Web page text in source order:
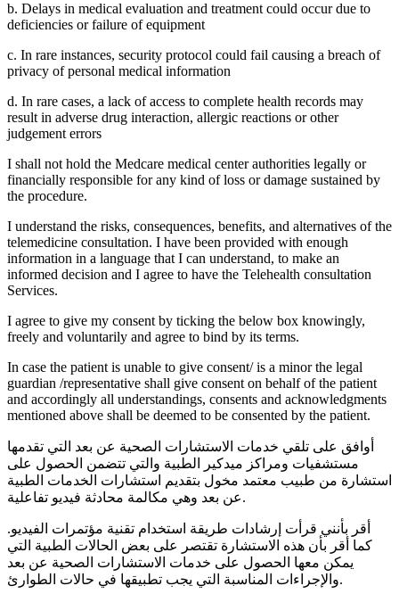
b. Delays in medical evaluation and treatment could occur due to
deficiencies or failure of equipment
c. In rare instances, security protocol could fail causing a breach of
privacy of personal medical information
d. In rare cases, a lack of access to complete health records may
result in adverse drug interaction, allergic reactions or other
judgement errors
I shall not hold the Medcare medical center authorities legally or
financially responsible for any kind of loss or damage sustained by
the procedure.
I understand the risks, consequences, benefits, and alternatives of the
telemedicine consultation. I have been provided with enough
information in a language that I can understand, to make an
informed decision and I agree to have the Telehealth consultation
Services.
I agree to give my consent by ticking the below box knowingly,
freely and voluntarily and agree to bind by its terms.
In case the patient is unable to give consent/ is a minor the legal
guardian /representative shall give consent on behalf of the patient
and accordingly all understandings, consents and acknowledgments
mentioned above shall be deemed to be consented by the patient.
أوافق على تلقي خدمات الاستشارات الصحية عن بعد التي تقدمها
مستشفيات ومراكز ميدكير الطبية والتي تتضمن الحصول على
استشارة من طبيب معتمد مخول بتقديم استشارات الخدمات الطبية
عن بعد وهي مكالمة محادثة فيديو تفاعلية.
أقر بأنني قرأت إرشادات طريقة استخدام تقنية مؤتمرات الفيديو.
كما أقر بأن هذه الاستشارة تقتصر على بعض الحالات الطبية التي
يمكن معها الحصول على خدمات الاستشارات الصحية عن بعد
والإجراءات المناسبة التي يجب تطبيقها في حالات الطوارئ.